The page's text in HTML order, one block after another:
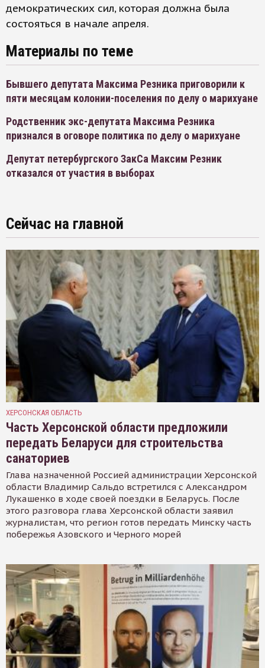
демократических сил, которая должна была
состояться в начале апреля.
Материалы по теме
Бывшего депутата Максима Резника приговорили к
пяти месяцам колонии-поселения по делу о марихуане
Родственник экс-депутата Максима Резника
признался в оговоре политика по делу о марихуане
Депутат петербургского ЗакСа Максим Резник
отказался от участия в выборах
Сейчас на главной
ХЕРСОНСКАЯ ОБЛАСТЬ
Часть Херсонской области предложили
передать Беларуси для строительства
санаториев
Глава назначенной Россией администрации Херсонской
области Владимир Сальдо встретился с Александром
Лукашенко в ходе своей поездки в Беларусь. После
этого разговора глава Херсонской области заявил
журналистам, что регион готов передать Минску часть
побережья Азовского и Черного морей